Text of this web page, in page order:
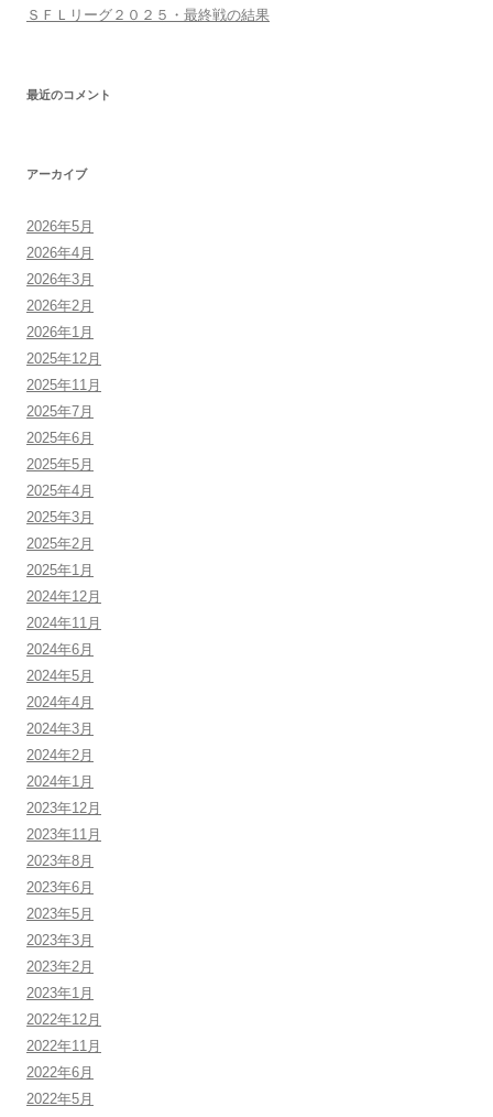
ＳＦＬリーグ２０２５・最終戦の結果
最近のコメント
アーカイブ
2026年5月
2026年4月
2026年3月
2026年2月
2026年1月
2025年12月
2025年11月
2025年7月
2025年6月
2025年5月
2025年4月
2025年3月
2025年2月
2025年1月
2024年12月
2024年11月
2024年6月
2024年5月
2024年4月
2024年3月
2024年2月
2024年1月
2023年12月
2023年11月
2023年8月
2023年6月
2023年5月
2023年3月
2023年2月
2023年1月
2022年12月
2022年11月
2022年6月
2022年5月